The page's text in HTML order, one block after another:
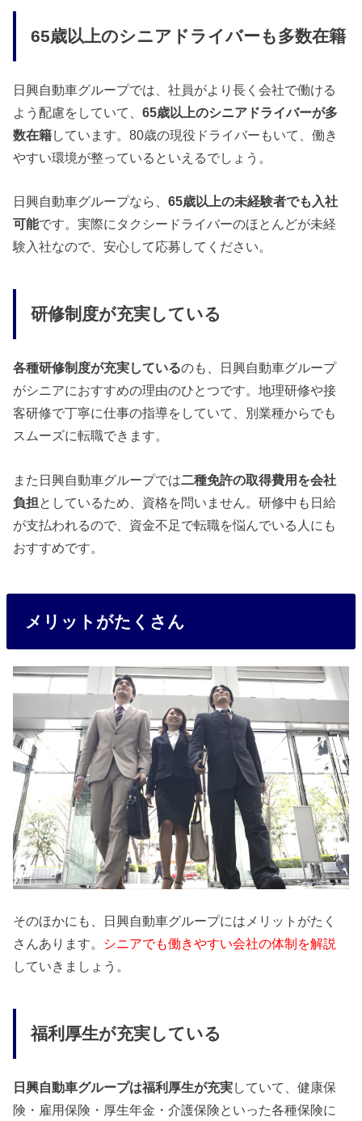
65歳以上のシニアドライバーも多数在籍
日興自動車グループでは、社員がより長く会社で働ける
よう配慮をしていて、65歳以上のシニアドライバーが多
数在籍しています。80歳の現役ドライバーもいて、働き
やすい環境が整っているといえるでしょう。
日興自動車グループなら、65歳以上の未経験者でも入社
可能です。実際にタクシードライバーのほとんどが未経
験入社なので、安心して応募してください。
研修制度が充実している
各種研修制度が充実しているのも、日興自動車グループ
がシニアにおすすめの理由のひとつです。地理研修や接
客研修で丁寧に仕事の指導をしていて、別業種からでも
スムーズに転職できます。
また日興自動車グループでは二種免許の取得費用を会社
負担としているため、資格を問いません。研修中も日給
が支払われるので、資金不足で転職を悩んでいる人にも
おすすめです。
メリットがたくさん
そのほかにも、日興自動車グループにはメリットがたく
さんあります。 シニアでも働きやすい会社の体制を解説
していきましょう。
福利厚生が充実している
日興自動車グループは福利厚生が充実していて、健康保
険・雇用保険・厚生年金・介護保険といった各種保険に